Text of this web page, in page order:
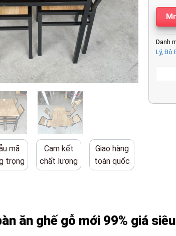
mã
trọng
Cam kết
chất lượng
Giao hàng
toàn quốc
Danh
Lý,Bộ
ăn ghế gỗ mới 99% giá